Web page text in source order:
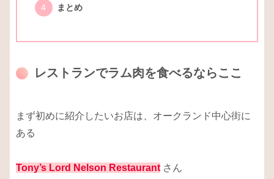
まとめ
レストランでラム肉を食べるならここ
まず初めに紹介したいお店は、オークランド中心街に
ある
Tony’s Lord Nelson Restaurant さん